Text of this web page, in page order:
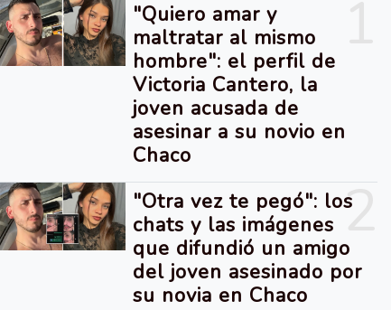
"Quiero amar y
maltratar al mismo
hombre": el perfil de
Victoria Cantero, la
joven acusada de
asesinar a su novio en
Chaco
2
"Otra vez te pegó": los
chats y las imágenes
que difundió un amigo
del joven asesinado por
su novia en Chaco